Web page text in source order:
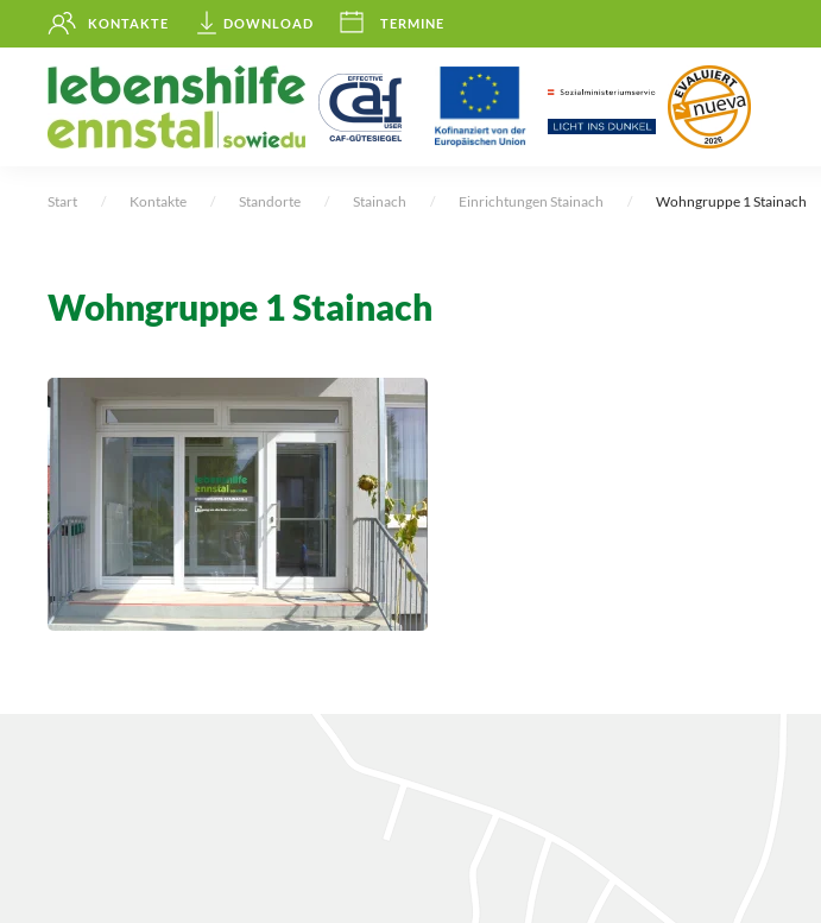
KONTAKTE DOWNLOAD TERMINE
Start Kontakte Standorte Stainach Einrichtungen Stainach Wohngruppe 1 Stainach
Wohngruppe 1 Stainach